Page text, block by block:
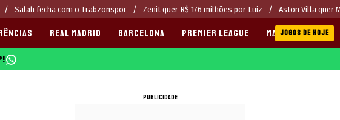
Salah fecha com o Trabzonspor Zenit quer R$ 176 milhões por Luiz Aston Villa quer
REAL MADRID BARCELONA PREMIER LEAGUE MANCHESTER CITY
JOGOS DE HOJE
PUBLICIDADE